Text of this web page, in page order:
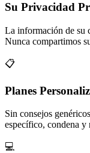
Su Privacidad
La información de su
Nunca compartimos
📋
Planes
Sin consejos
específico, condena
💻